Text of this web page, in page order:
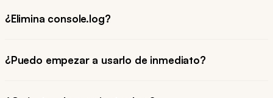
¿Elimina console.log?
¿Puedo empezar a usarlo de inmediato?